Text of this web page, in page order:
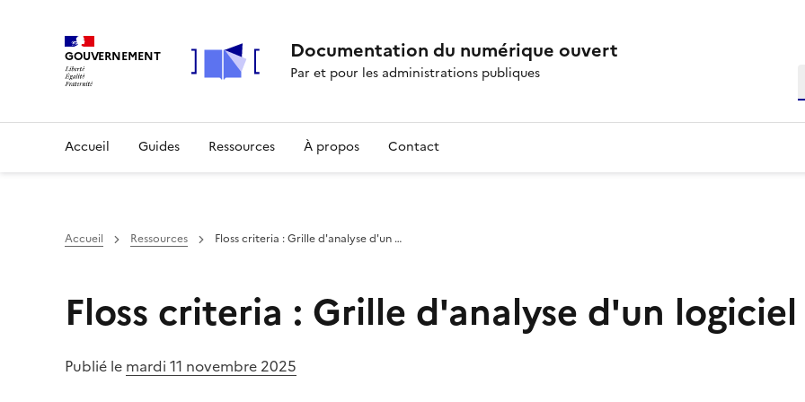
GOUVERNEMENT Documentation du numérique ouvert
Par et pour les administrations publiques
Accueil Guides Ressources À propos Contact
Accueil Ressources Floss criteria : Grille d'analyse d'un …
Floss criteria : Grille d'analyse d'un
Publié le mardi 11 novembre 2025